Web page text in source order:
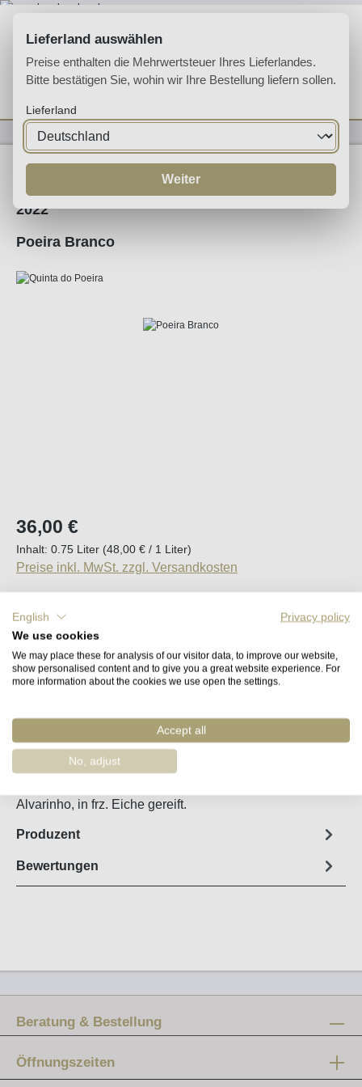
Du hast 0
Weine
2022
Poeira Branco
Regulärer Preis:
36,00 €
Inhalt: 0.75 Liter (48,00 € / 1 Liter)
Preise inkl. MwSt. zzgl. Versandkosten
Sofort verfügbar, Lieferzeit (DE): 2-5 Tage
Produkt Anzahl: Gib den gewünschten
In den Warenkorb
Merken
Steckbrief
Alvarinho, in frz. Eiche gereift.
Produzent
Bewertungen
Beratung & Bestellung
Öffnungszeiten
Lieferland auswählen
Preise enthalten die Mehrwertsteuer Ihres Lieferlandes.
Bitte bestätigen Sie, wohin wir Ihre Bestellung liefern sollen.
Lieferland
Weiter
English
Privacy policy
We use cookies
We may place these for analysis of our visitor data, to improve our website,
show personalised content and to give you a great website experience. For
more information about the cookies we use open the settings.
Accept all
No, adjust